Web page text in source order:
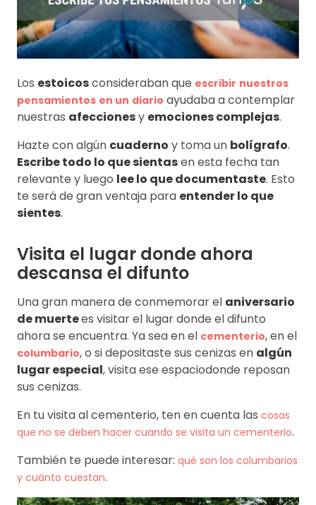
Los estoicosconsideraban que escribir nuestros
pensamientos en un diario ayudaba a contemplar
nuestras afeccionesy emociones complejas.
Hazte con algún cuaderno y toma un bolígrafo.
Escribe todo lo que sientasen esta fecha tan
relevante y luego lee lo que documentaste. Esto
te será de gran ventaja para entender lo que
sientes.
Visita el lugar donde ahora
descansa el difunto
Una gran manera de conmemorar el aniversario
de muertees visitar el lugar donde el difunto
ahora se encuentra. Ya sea en el cementerio, en el
columbario, o si depositaste sus cenizas en algún
lugar especial, visita ese espaciodonde reposan
sus cenizas.
En tu visita al cementerio, ten en cuenta las cosas
que no se deben hacer cuando se visita un cementerio.
También te puede interesar: qué son los columbarios
y cuánto cuestan.